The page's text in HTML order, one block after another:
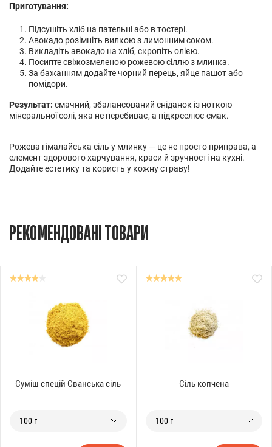
Приготування:
Підсушіть хліб на пательні або в тостері.
Авокадо розімніть вилкою з лимонним соком.
Викладіть авокадо на хліб, скропіть олією.
Посипте свіжозмеленою рожевою сіллю з млинка.
За бажанням додайте чорний перець, яйце пашот або
помідори.
Результат: смачний, збалансований сніданок із ноткою
мінеральної солі, яка не перебиває, а підкреслює смак.
Рожева гімалайська сіль у млинку — це не просто приправа, а
елемент здорового харчування, краси й зручності на кухні.
Додайте естетику та користь у кожну страву!
РЕКОМЕНДОВАНІ ТОВАРИ
Суміш спецій Сванська сіль
100 г
Сіль копчена
100 г